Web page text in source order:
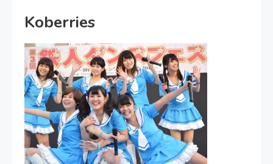
Koberries